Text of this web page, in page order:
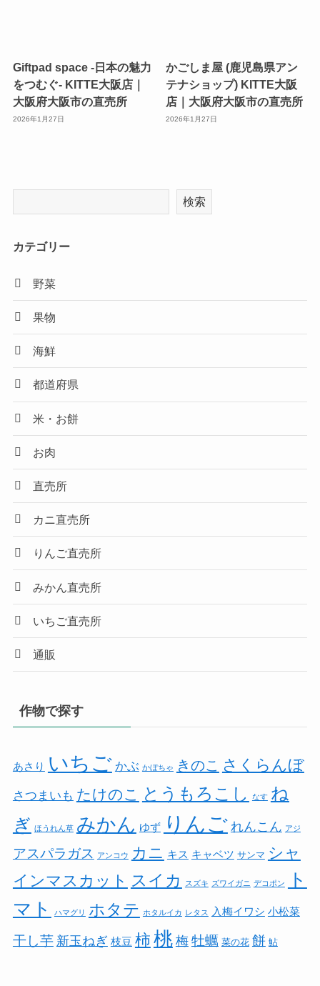
Giftpad space -日本の魅力
をつむぐ- KITTE大阪店｜
大阪府大阪市の直売所
2026年1月27日
かごしま屋 (鹿児島県アン
テナショップ) KITTE大阪
店｜大阪府大阪市の直売所
2026年1月27日
検索
カテゴリー
野菜
果物
海鮮
都道府県
米・お餅
お肉
直売所
カニ直売所
りんご直売所
みかん直売所
いちご直売所
通販
作物で探す
あさり いちご かぶ かぼちゃ きのこ さくらんぼ
さつまいも たけのこ とうもろこし なす ね
ぎ ほうれん草 みかん ゆず りんご れんこん アジ
アスパラガス アンコウ カニ キス キャベツ サンマ シャ
インマスカット スイカ スズキ ズワイガニ デコポン
ト
マト
ハマグリ ホタテ ホタルイカ レタス 入梅イワシ 小松菜
干し芋 新玉ねぎ 枝豆 柿 桃 梅 牡蠣 菜の花 餅 鮎